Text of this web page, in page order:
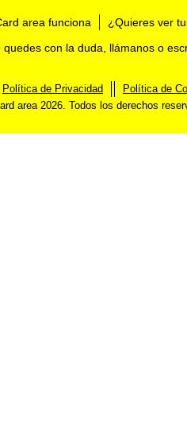
area funciona ¿Quieres ver
quedes con la duda, llámanos o
Política de Privacidad
Política de
area 2026. Todos los derechos